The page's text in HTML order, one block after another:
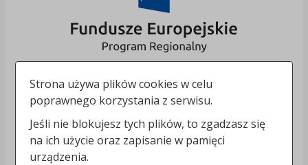
Strona używa plików cookies w celu
poprawnego korzystania z serwisu.
Jeśli nie blokujesz tych plików, to zgadzasz się
na ich użycie oraz zapisanie w pamięci
urządzenia.